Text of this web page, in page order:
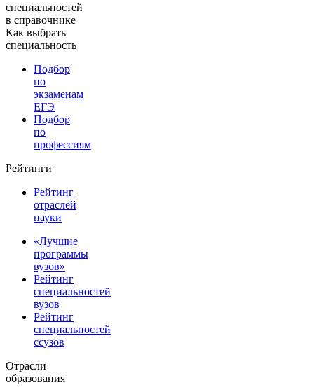
специальностей
в справочнике
Как выбрать
специальность
Подбор
по
экзаменам
ЕГЭ
Подбор
по
профессиям
Рейтинги
Рейтинг
отраслей
науки
«Лучшие
программы
вузов»
Рейтинг
специальностей
вузов
Рейтинг
специальностей
ссузов
Отрасли
образования